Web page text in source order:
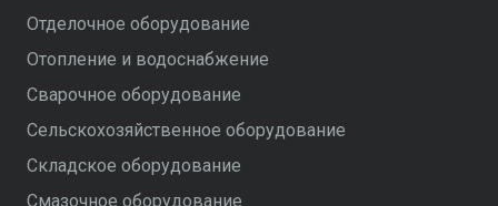
Отделочное оборудование
Отопление и водоснабжение
Сварочное оборудование
Сельскохозяйственное оборудование
Складское оборудование
Смазочное оборудование